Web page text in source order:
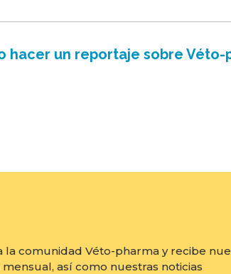
un reportaje sobre
la comunidad Véto-pharma y recibe
así como nuestras noticias